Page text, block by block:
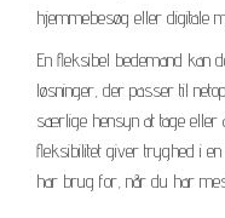
hjemmebesøg eller digitale
En fleksibel bedemand kan
løsninger, der passer til
særlige hensyn at tage
fleksibilitet giver tryghed i
har brug for, når du har